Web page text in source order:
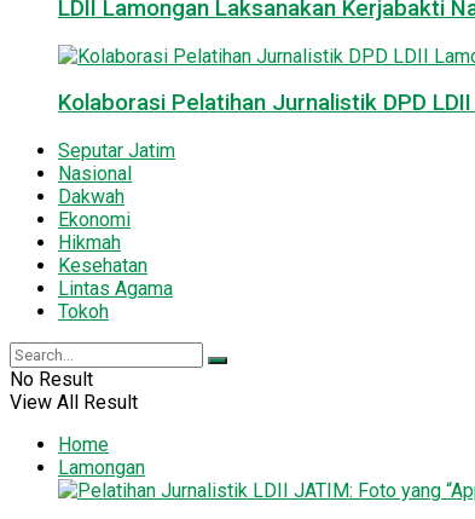
LDII Lamongan Laksanakan Kerjabakti
Kolaborasi Pelatihan Jurnalistik DPD
Seputar Jatim
Nasional
Dakwah
Ekonomi
Hikmah
Kesehatan
Lintas Agama
Tokoh
No Result
View All Result
Home
Lamongan